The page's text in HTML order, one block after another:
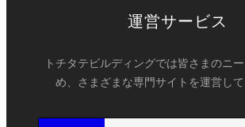
運営サービス
トチタテビルディングでは皆さまのニ
め、さまざまな専門サイトを運営して